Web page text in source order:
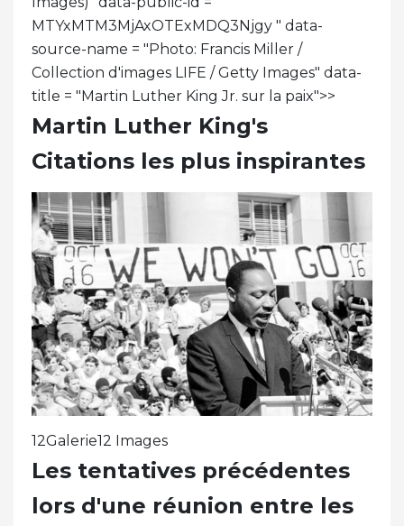
MTYxMTM3MjAxOTExMDQ3Njgy " data-
source-name = "Photo: Francis Miller /
Collection d'images LIFE / Getty Images" data-
title = "Martin Luther King Jr. sur la paix">>
Martin Luther King's
Citations les plus inspirantes
12Galerie12 Images
Les tentatives précédentes
lors d'une réunion entre les